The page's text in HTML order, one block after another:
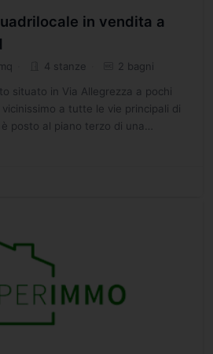
in vendita a
4 stanze 2 bagni
situato in Via Allegrezza a pochi
a tutte le vie principali di
posto al piano terzo di una